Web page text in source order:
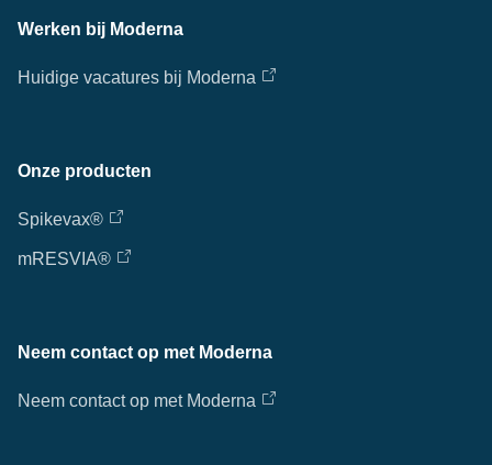
Werken bij Moderna
Huidige vacatures bij Moderna
Onze producten
Spikevax®
mRESVIA®
Neem contact op met Moderna
Neem contact op met Moderna